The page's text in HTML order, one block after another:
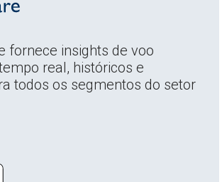
fornece insights de voo
real, históricos e
todos os segmentos do setor